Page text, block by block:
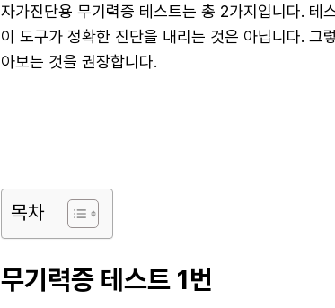
자가진단용 무기력증 테스트는 총 2가지입니다. 테
이 도구가 정확한 진단을 내리는 것은 아닙니다. 그
아보는 것을 권장합니다.
목차
무기력증 테스트 1번